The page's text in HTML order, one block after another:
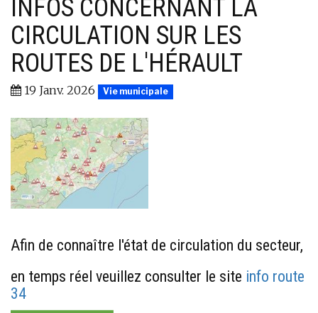
INFOS CONCERNANT LA
CIRCULATION SUR LES
ROUTES DE L'HÉRAULT
19 Janv. 2026 Vie municipale
Afin de connaître l'état de circulation du secteur,
en temps réel veuillez consulter le site info route
34